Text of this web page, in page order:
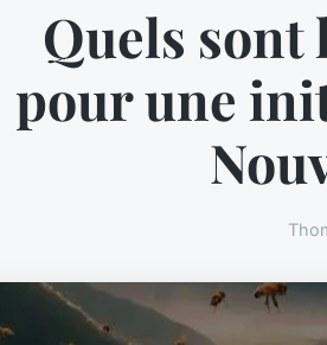
Quels
pour une